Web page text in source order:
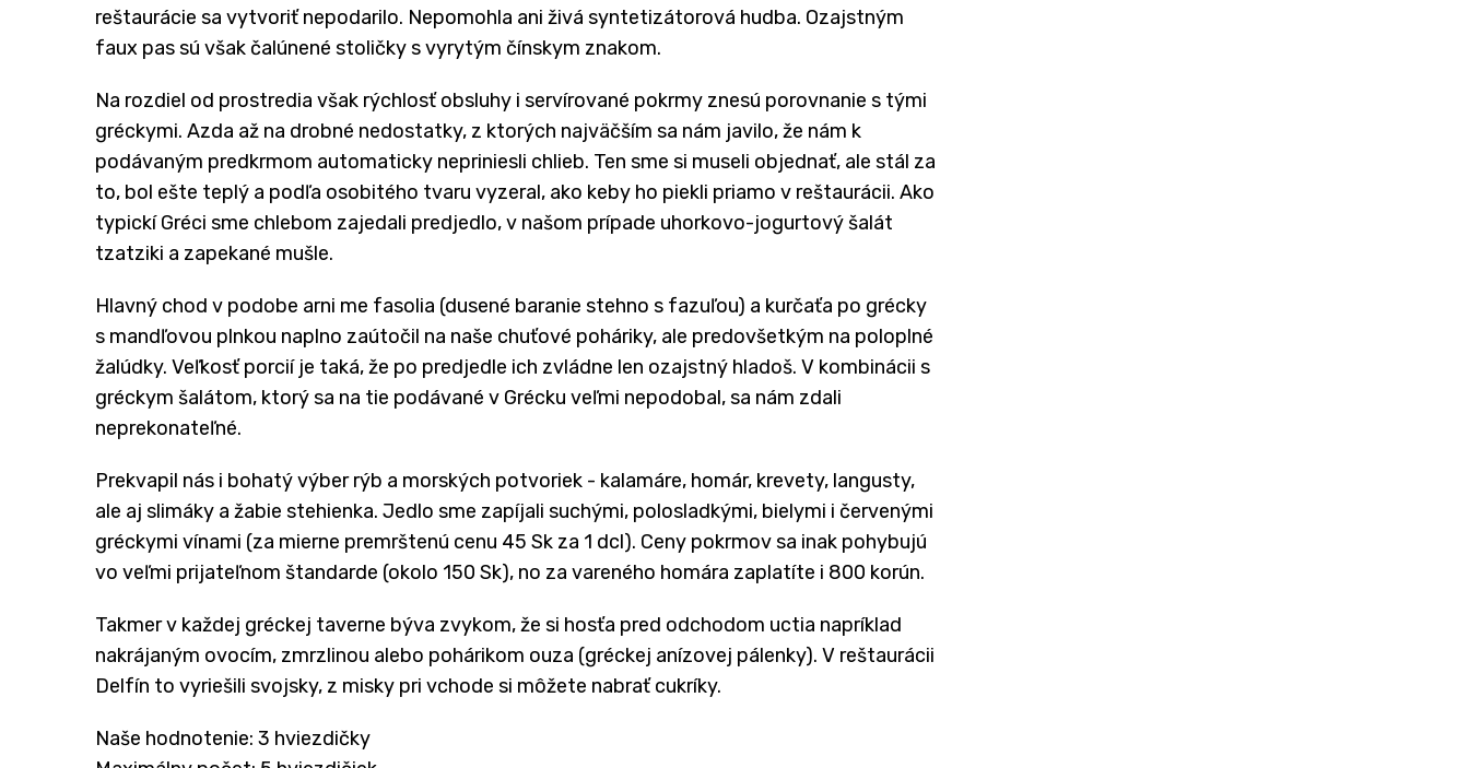
reštaurácie sa vytvoriť nepodarilo. Nepomohla ani živá syntetizátorová hudba. Ozajst­ným
faux pas sú však čalúnené stoličky s vyrytým čínskym znakom.
Na rozdiel od prostredia však rýchlosť obsluhy i servírované pokrmy znesú porovnanie s tými
gréckymi. Azda až na drobné nedostatky, z ktorých najväčším sa nám javilo, že nám k
podávaným predkrmom automaticky nepriniesli chlieb. Ten sme si museli objednať, ale stál za
to, bol ešte teplý a podľa osobitého tvaru vyzeral, ako keby ho piekli priamo v reštaurácii. Ako
typickí Gréci sme chlebom zajedali predjedlo, v našom prípade uhorkovo-jogurtový šalát
tzatziki a zapekané mušle.
Hlavný chod v podobe arni me fasolia (dusené baranie stehno s fazuľou) a kurčaťa po grécky
s mandľovou plnkou naplno zaútočil na naše chuťové poháriky, ale predovšetkým na poloplné
žalúdky. Veľkosť porcií je taká, že po predjedle ich zvládne len ozajstný hladoš. V kombinácii s
gréckym šalátom, ktorý sa na tie podávané v Grécku veľmi nepodobal, sa nám zdali
neprekonateľné.
Prekvapil nás i bohatý výber rýb a morských potvoriek - kalamáre, homár, krevety, langusty,
ale aj slimáky a žabie stehienka. Jedlo sme zapíjali suchými, polosladkými, bielymi i červenými
gréckymi vínami (za mierne premrštenú cenu 45 Sk za 1 dcl). Ceny pokrmov sa inak pohybujú
vo veľmi prijateľnom štandarde (okolo 150 Sk), no za vareného homára zaplatíte i 800 korún.
Takmer v každej gréckej taverne býva zvykom, že si hosťa pred odchodom uctia napríklad
nakrájaným ovocím, zmrzlinou alebo pohárikom ouza (gréckej anízovej pálenky). V reštaurácii
Delfín to vyriešili svojsky, z misky pri vchode si môžete nabrať cukríky.
Naše hodnotenie: 3 hviezdičky